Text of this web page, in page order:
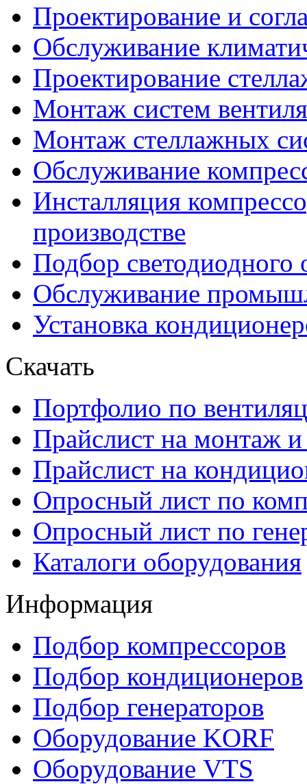
Проектирование и
Обслуживание
Проектирование
Монтаж систем
Монтаж стеллажных
Обслуживание
Инсталляция
производстве
Подбор светодиодного
Обслуживание
Установка
Скачать
Портфолио по
Прайcлист на монтаж
Прайслист на
Опросный лист по
Опросный лист по
Каталоги оборудования
Информация
Подбор компрессоров
Подбор кондиционеров
Подбор генераторов
Оборудование KORF
Оборудование VTS